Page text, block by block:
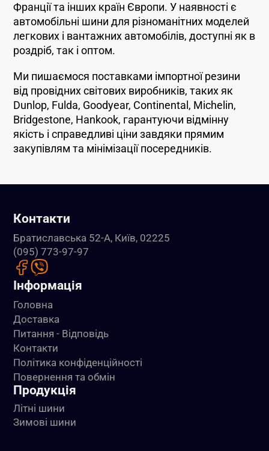
Франції та інших країн Європи. У наявності є
автомобільні шини для різноманітних моделей
легкових і вантажних автомобілів, доступні як в
роздріб, так і оптом.
Ми пишаємося поставками імпортної резини
від провідних світових виробників, таких як
Dunlop, Fulda, Goodyear, Continental, Michelin,
Bridgestone, Hankook, гарантуючи відмінну
якість і справедливі ціни завдяки прямим
закупівлям та мінімізації посередників.
Контакти
Братиславська 52-А, Київ, 02225
(095) 773-97-97
Інформація
Головна
Доставка
Питання - Відповідь
Контакти
Політика конфіденційності
Повернення та обмін
Продукція
Літні шини
Зимові шини